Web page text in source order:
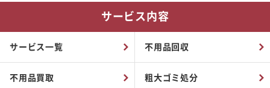
サービス内容
サービス一覧 不用品回収
不用品買取 粗大ゴミ処分